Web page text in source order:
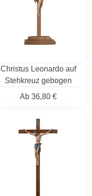
Christus Leonardo auf
Stehkreuz gebogen
Ab36,80 €